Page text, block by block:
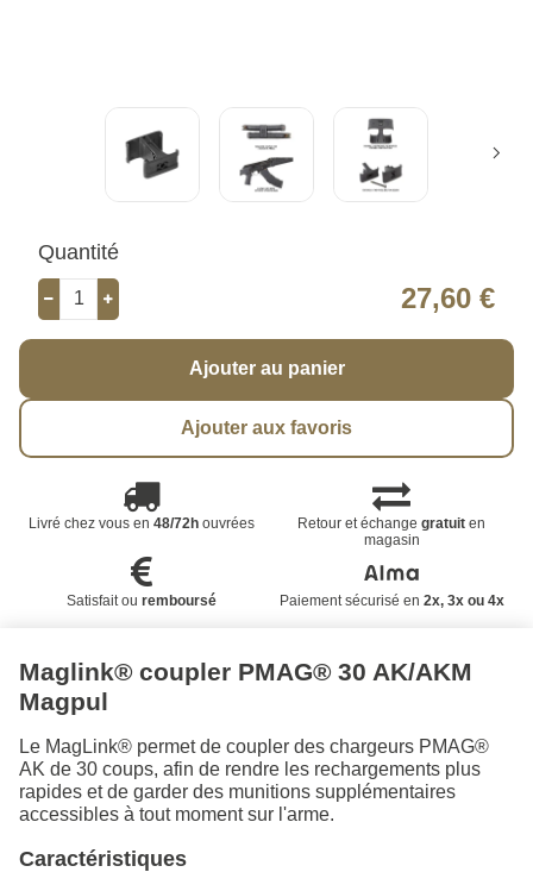
Quantité
27,60 €
Ajouter au panier
Ajouter aux favoris
Livré chez vous en 48/72houvrées Retour et échangegratuit en
magasin
Satisfait ou remboursé Paiement sécurisé en 2x, 3x ou 4x
Maglink® coupler PMAG® 30 AK/AKM
Magpul
Le MagLink® permet de coupler des chargeurs PMAG®
AK de 30 coups, afin de rendre les rechargements plus
rapides et de garder des munitions supplémentaires
accessibles à tout moment sur l'arme.
Caractéristiques